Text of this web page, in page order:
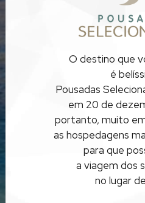
O destino que
é
Pousadas
em 20 de
portanto, muito
as hospedagens
para que
a viagem dos
no lugar